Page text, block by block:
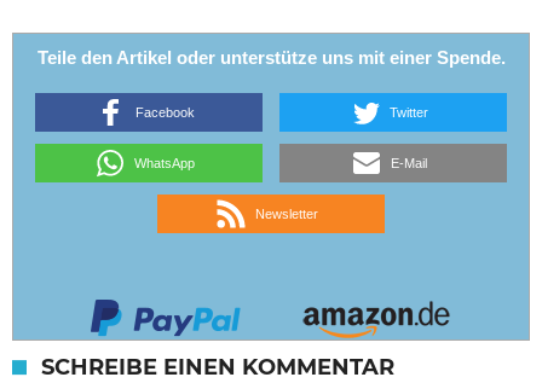
Teile den Artikel oder unterstütze uns mit einer Spende.
Facebook Twitter
WhatsApp E-Mail
Newsletter
SCHREIBE EINEN KOMMENTAR